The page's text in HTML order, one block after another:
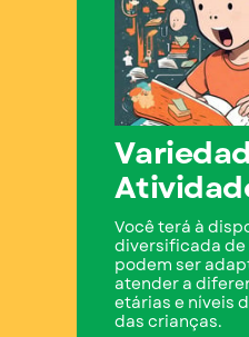
Você terá à
diversificada de
podem ser
atender a
etárias e níveis
das crianças.